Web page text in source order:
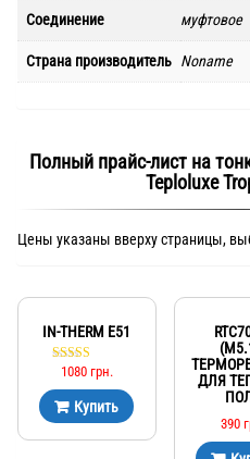
Соединение муфтовое
Страна производитель Noname
Полный прайс-лист на
Teploluxe
Цены указаны вверху страницы,
IN-THERM E51
Оценка
из 5
1080 грн.
Купить
ДЛЯ
390